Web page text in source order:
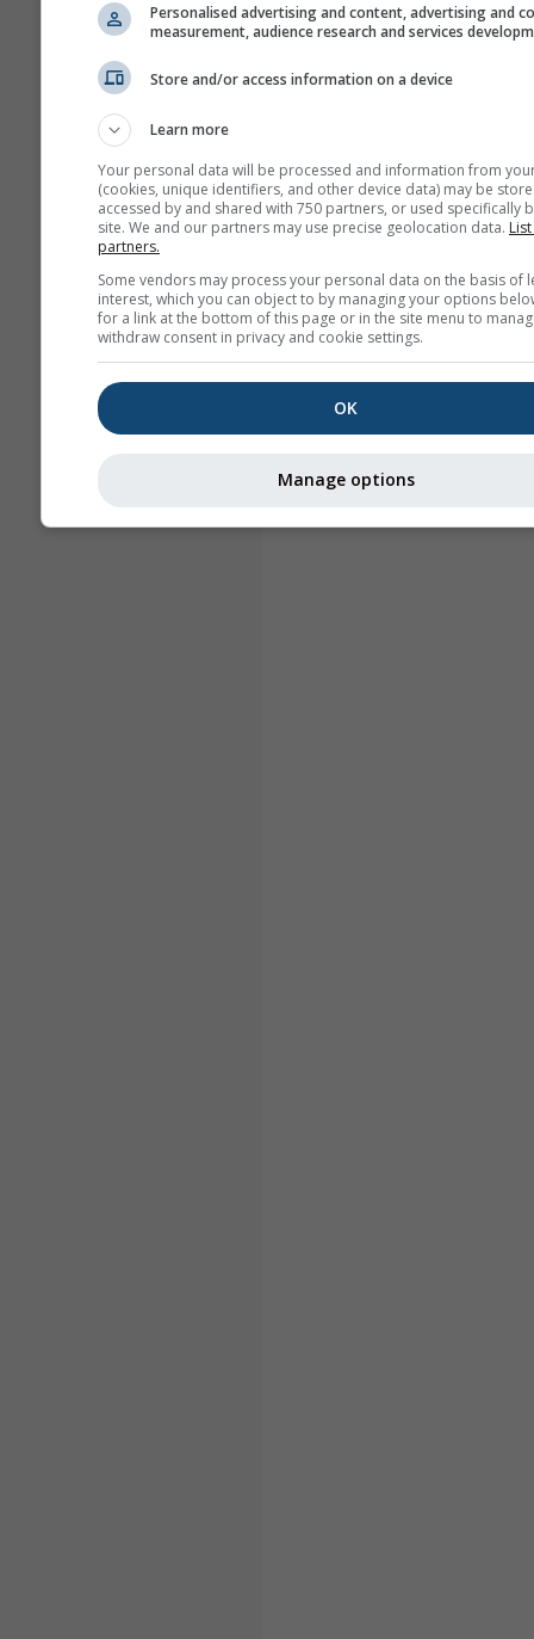
Personalised advertising and content, advertising and
measurement, audience research and services
Store and/or access information on a device
Learn more
Your personal data will be processed and information from
(cookies, unique identifiers, and other device data) may be
accessed by and shared with 750 partners, or used specifically
site. We and our partners may use precise geolocation data.
partners.
Some vendors may process your personal data on the basis of
interest, which you can object to by managing your options
for a link at the bottom of this page or in the site menu to
withdraw consent in privacy and cookie settings.
OK
Manage options